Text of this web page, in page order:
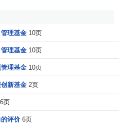
所列的技术领域。
利为目的，产品有明确的
可以产生较好的
目的企业应具备以下条件：
格
品的研究、开发、生产和服务业
理基金 10页
理基金 10页
理基金 10页
新基金 2页
页
评价 6页